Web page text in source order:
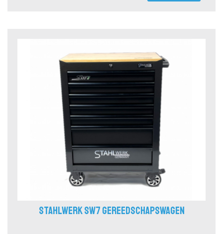
STAHLWERK SW7 GEREEDSCHAPSWAGEN